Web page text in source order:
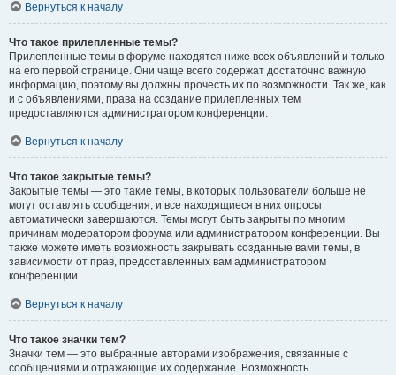
Вернуться к началу
Что такое прилепленные темы?
Прилепленные темы в форуме находятся ниже всех объявлений и только
на его первой странице. Они чаще всего содержат достаточно важную
информацию, поэтому вы должны прочесть их по возможности. Так же, как
и с объявлениями, права на создание прилепленных тем
предоставляются администратором конференции.
Вернуться к началу
Что такое закрытые темы?
Закрытые темы — это такие темы, в которых пользователи больше не
могут оставлять сообщения, и все находящиеся в них опросы
автоматически завершаются. Темы могут быть закрыты по многим
причинам модератором форума или администратором конференции. Вы
также можете иметь возможность закрывать созданные вами темы, в
зависимости от прав, предоставленных вам администратором
конференции.
Вернуться к началу
Что такое значки тем?
Значки тем — это выбранные авторами изображения, связанные с
сообщениями и отражающие их содержание. Возможность